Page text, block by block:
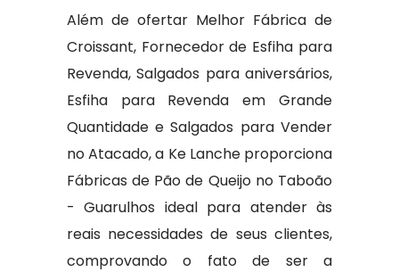
Além de ofertar Melhor Fábrica de
Croissant, Fornecedor de Esfiha para
Revenda, Salgados para aniversários,
Esfiha para Revenda em Grande
Quantidade e Salgados para Vender
no Atacado, a Ke Lanche proporciona
Fábricas de Pão de Queijo no Taboão
- Guarulhos ideal para atender às
reais necessidades de seus clientes,
comprovando o fato de ser a